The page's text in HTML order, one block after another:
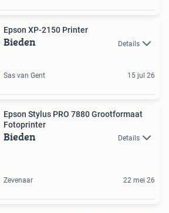
Epson XP-2150 Printer
Bieden Details
Sas van Gent 15 jul 26
Epson Stylus PRO 7880 Grootformaat
Fotoprinter
Bieden Details
Zevenaar 22 mei 26